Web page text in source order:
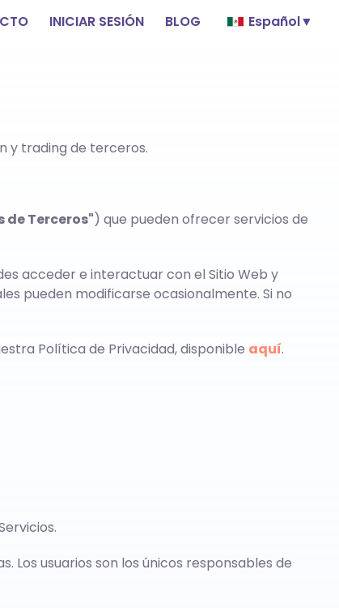
INICIAR SESIÓN BLOG Español▼
y trading de terceros.
Terceros") que pueden ofrecer servicios de
acceder e interactuar con el Sitio Web y
pueden modificarse ocasionalmente. Si no
Política de Privacidad, disponible aquí.
Los usuarios son los únicos responsables de